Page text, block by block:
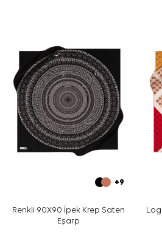
Yıkama ve bakım için ürün
izleyiniz. İpek ve hassas eşarpların
İpek Eşarp Şampuanıtercih
Sıkça Sorulan Sorular
Bu eşarbın ölçüsü nedir?
Bu model hangi kumaş
Desen ve renk görünümü nasıldır?
Hangi kombinlerle kullanılabilir?
+9
Renkli 90X90 İpek Krep Saten
Eşarp